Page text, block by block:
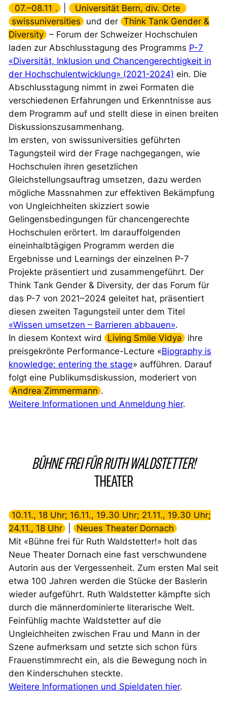
07.–08.11 . |
Universität Bern, div. Orte
swissuniversities und der Think Tank Gender &
Diversity – Forum der Schweizer Hochschulen
laden zur Abschlusstagung des Programms P-7
«Diversität, Inklusion und Chancengerechtigkeit in
der Hochschulentwicklung» (2021-2024) ein. Die
Abschlusstagung nimmt in zwei Formaten die
verschiedenen Erfahrungen und Erkenntnisse aus
dem Programm auf und stellt diese in einen breiten
Diskussionszusammenhang.
Im ersten, von swissuniversities geführten
Tagungsteil wird der Frage nachgegangen, wie
Hochschulen ihren gesetzlichen
Gleichstellungsauftrag umsetzen, dazu werden
mögliche Massnahmen zur effektiven Bekämpfung
von Ungleichheiten skizziert sowie
Gelingensbedingungen für chancengerechte
Hochschulen erörtert. Im darauffolgenden
eineinhalbtägigen Programm werden die
Ergebnisse und Learnings der einzelnen P-7
Projekte präsentiert und zusammengeführt. Der
Think Tank Gender & Diversity, der das Forum für
das P-7 von 2021–2024 geleitet hat, präsentiert
diesen zweiten Tagungsteil unter dem Titel
«Wissen umsetzen – Barrieren abbauen».
In diesem Kontext wird
Living Smile Vidya ihre
preisgekrönte Performance-Lecture «Biography is
knowledge: entering the stage» aufführen. Darauf
folgt eine Publikumsdiskussion, moderiert von
Andrea Zimmermann .
Weitere Informationen und Anmeldung hier.
BÜHNE FREI FÜR RUTH WALDSTETTER!
THEATER
10.11., 18 Uhr; 16.11., 19.30 Uhr; 21.11., 19.30 Uhr;
24.11., 18 Uhr |
Neues Theater Dornach
Mit «Bühne frei für Ruth Waldstetter!» holt das
Neue Theater Dornach eine fast verschwundene
Autorin aus der Vergessenheit. Zum ersten Mal seit
etwa 100 Jahren werden die Stücke der Baslerin
wieder aufgeführt. Ruth Waldstetter kämpfte sich
durch die männerdominierte literarische Welt.
Feinfühlig machte Waldstetter auf die
Ungleichheiten zwischen Frau und Mann in der
Szene aufmerksam und setzte sich schon fürs
Frauenstimmrecht ein, als die Bewegung noch in
den Kinderschuhen steckte.
Weitere Informationen und Spieldaten hier.